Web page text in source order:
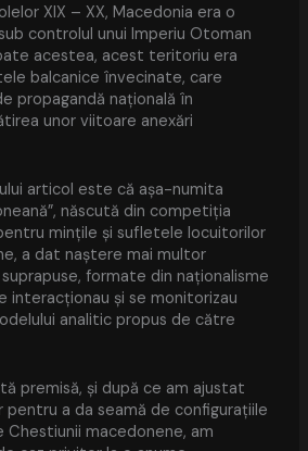
XIX – XX, Macedonia era o
controlul unui Imperiu Otoman
acestea, acest teritoriu era
balcanice învecinate, care
propagandă națională în
unor viitoare anexări
articol este că așa-numita
născută din competiția
mințile și sufletele locuitorilor
a dat naștere mai multor
formate din naționalisme
și se monitorizau
analitic propus de către
premisă, și după ce am ajustat
pentru a da seamă de configurațiile
Chestiunii macedonene, am